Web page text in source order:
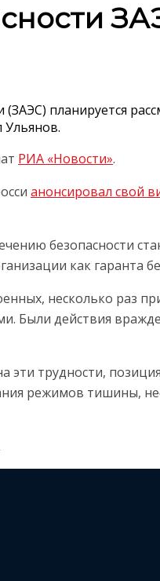
планируется
РИА «Новости».
анонсировал свой
безопасности
как гаранта
несколько раз
Были действия
трудности,
режимов тишины,